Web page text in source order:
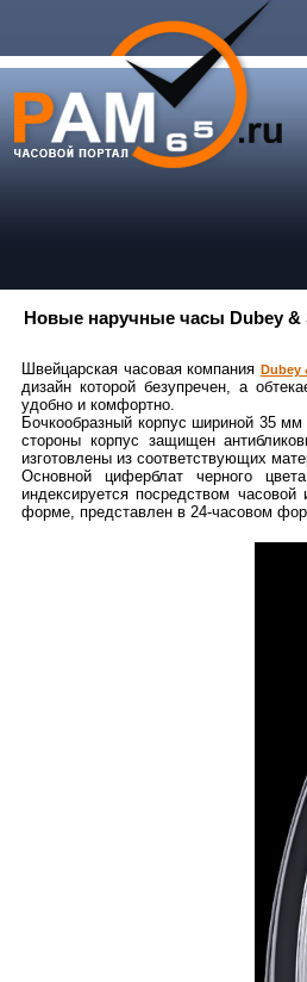
Новые наручные часы Dubey &
Швейцарская часовая компания Dubey
дизайн которой безупречен, а
удобно и комфортно.
Бочкообразный корпус шириной 35
стороны корпус защищен
изготовлены из соответствующих
Основной циферблат черного
индексируется посредством
форме, представлен в 24-часовом